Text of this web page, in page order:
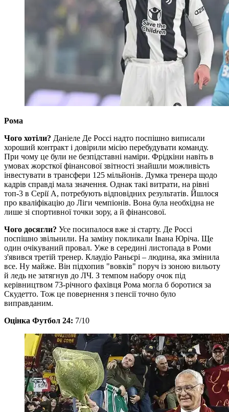
Рома
Чого хотіли? Даніеле Де Россі надто поспішно виписали
хороший контракт і довірили місію перебудувати команду.
При чому це були не безпідставні наміри. Фрідкіни навіть в
умовах жорсткої фінансової звітності знайшли можливість
інвестувати в трансфери 125 мільйонів. Думка тренера щодо
кадрів справді мала значення. Однак такі витрати, на рівні
топ-3 в Серії А, потребують відповідних результатів. Йшлося
про кваліфікацію до Ліги чемпіонів. Вона була необхідна не
лише зі спортивної точки зору, а й фінансової.
Чого досягли? Усе посипалося вже зі старту. Де Россі
поспішно звільнили. На заміну покликали Івана Юріча. Ще
один очікуваний провал. Уже в середині листопада в Роми
з'явився третій тренер. Клаудіо Раньєрі – людина, яка змінила
все. Ну майже. Він підхопив "вовків" поруч із зоною вильоту
й ледь не затягнув до ЛЧ. З темпом набору очок під
керівництвом 73-річного фахівця Рома могла б боротися за
Скудетто. Тож це повернення з пенсії точно було
виправданим.
Оцінка Футбол 24: 7/10